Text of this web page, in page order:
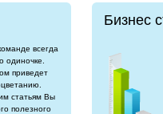
всегда
одиночке.
приведет
статьям Вы
полезного
Бизнес